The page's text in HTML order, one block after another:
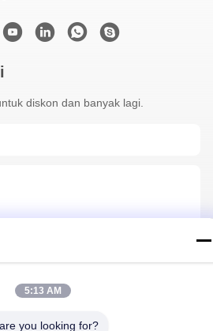
diskon dan banyak lagi.
5:13 AM
you looking for?